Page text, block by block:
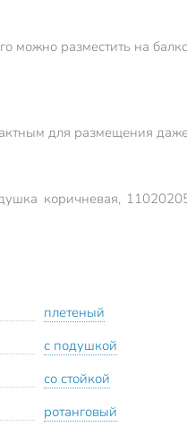
можно разместить на
для размещения
коричневая,
плетеный
с подушкой
со стойкой
ротанговый